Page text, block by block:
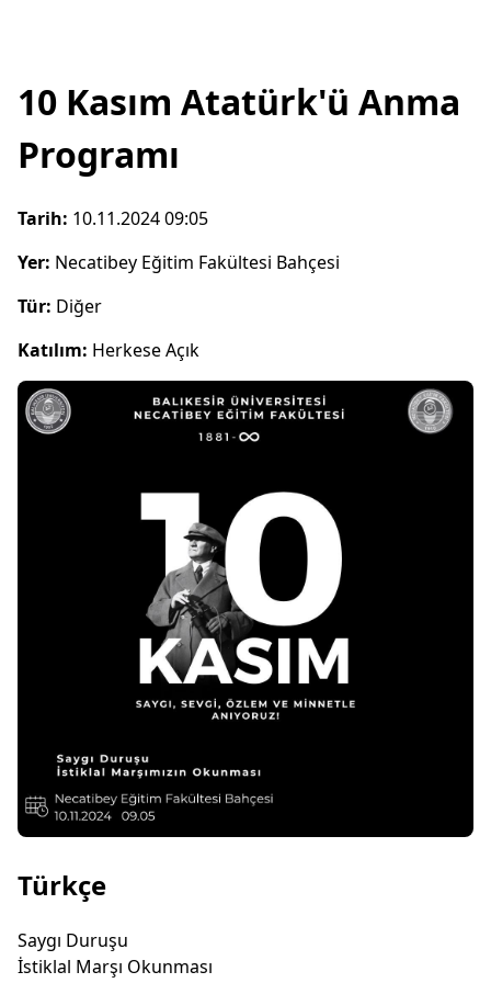
10 Kasım Atatürk'ü Anma
Programı
Tarih: 10.11.2024 09:05
Yer: Necatibey Eğitim Fakültesi Bahçesi
Tür: Diğer
Katılım: Herkese Açık
Türkçe
Saygı Duruşu
İstiklal Marşı Okunması